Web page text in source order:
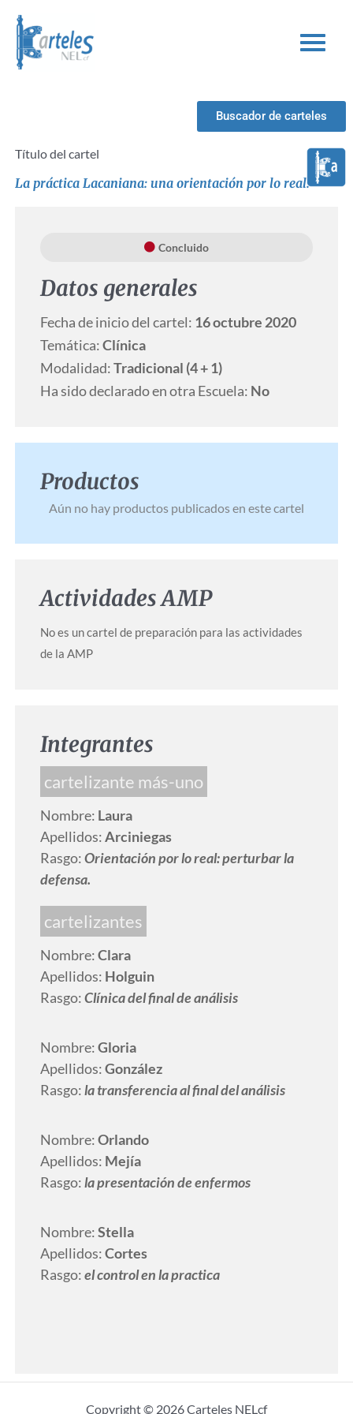
contenido
Buscador de carteles
Título del cartel
La práctica Lacaniana: una orientación por lo real.
Concluido
Datos generales
Fecha de inicio del cartel: 16 octubre 2020
Temática:Clínica
Modalidad:Tradicional (4 + 1)
Ha sido declarado en otra Escuela: No
Productos
Aún no hay productos publicados en este cartel
Actividades AMP
No es un cartel de preparación para las actividades
de la AMP
Integrantes
cartelizante más-uno
Nombre: Laura
Apellidos:Arciniegas
Rasgo:Orientación por lo real: perturbar la
defensa.
cartelizantes
Nombre:Clara
Apellidos: Holguin
Rasgo:Clínica del final de análisis
Nombre:Gloria
Apellidos:González
Rasgo:la transferencia al final del análisis
Nombre:Orlando
Apellidos: Mejía
Rasgo:la presentación de enfermos
Nombre:Stella
Apellidos:Cortes
Rasgo:el control en la practica
Copyright © 2026 Carteles NELcf